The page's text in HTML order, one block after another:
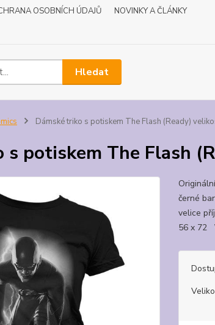
OSOBNÍCH ÚDAJŮ
NOVINKY A ČLÁNKY
Hledat
Dámské triko s potiskem The Flash (Ready)
s potiskem The Flash
černé
velice
56 x 72